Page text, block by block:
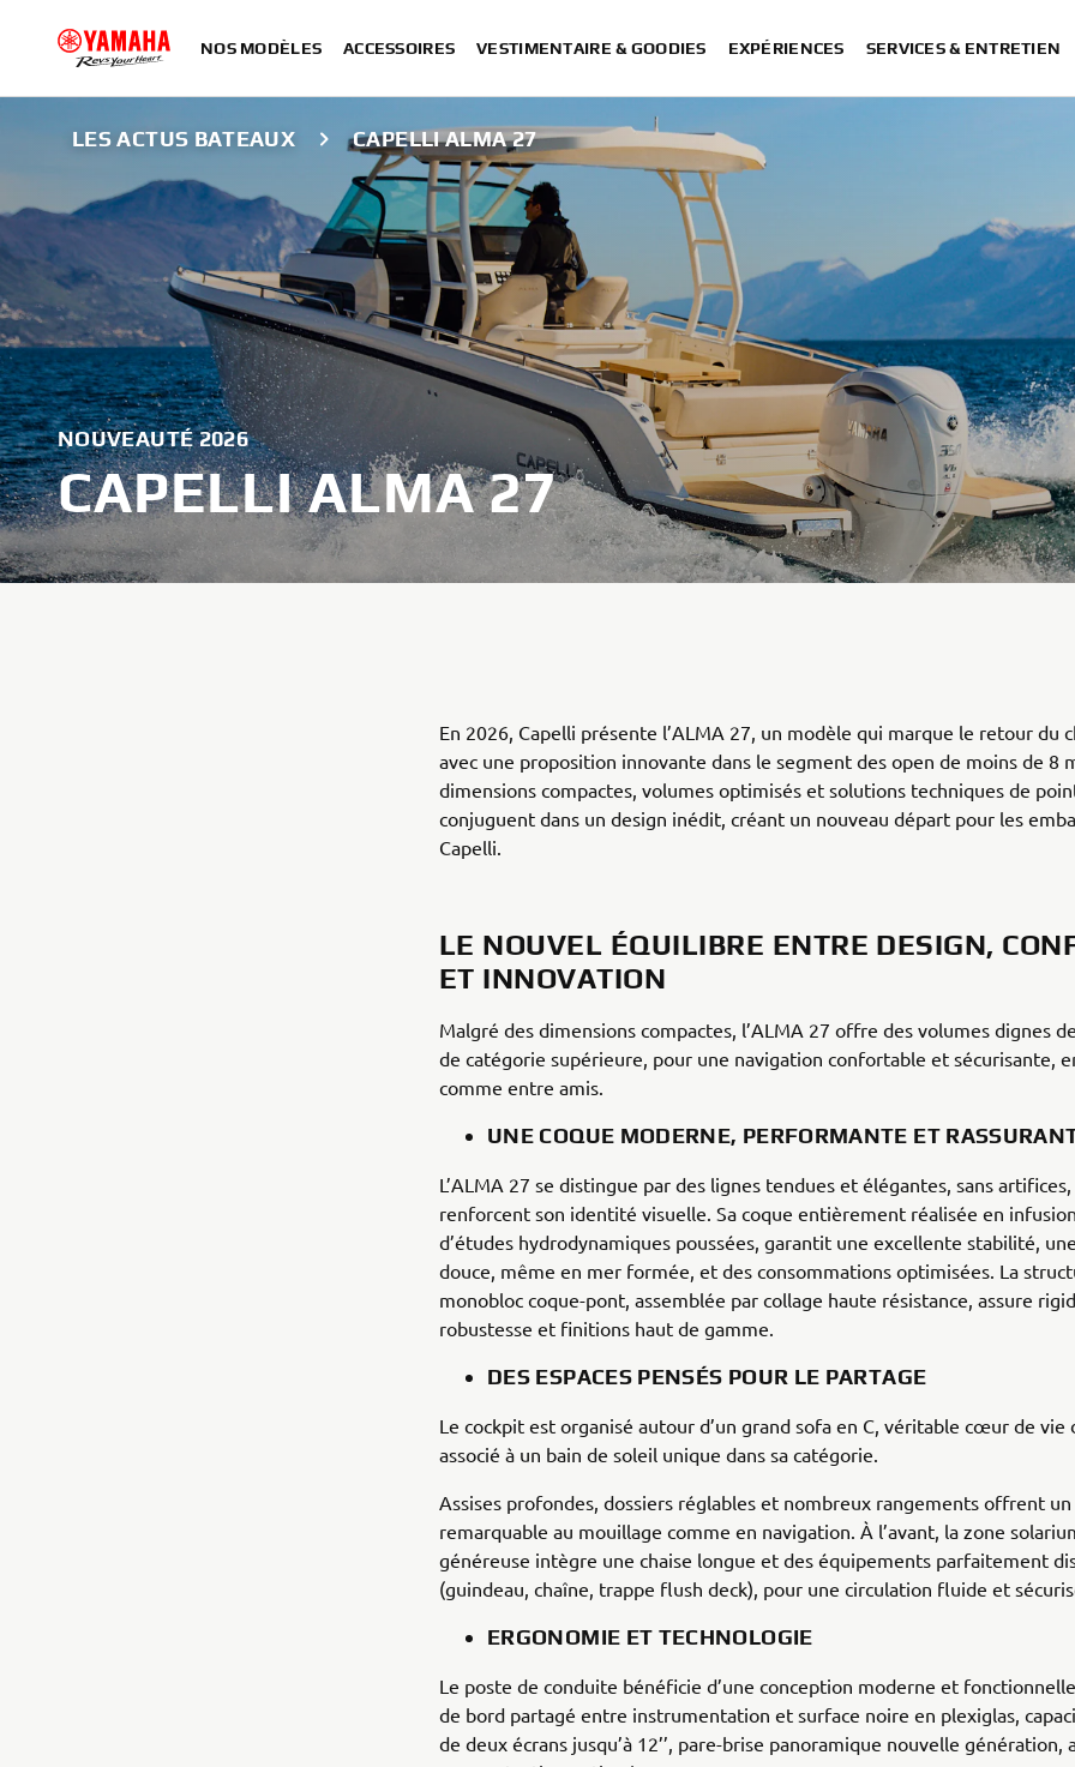
NOS MODÈLES ACCESSOIRES VESTIMENTAIRE & GOODIES EXPÉRIENCES SERVICES & ENTRETIEN
LES ACTUS BATEAUX CAPELLI ALMA 27
NOUVEAUTÉ 2026
CAPELLI ALMA 27
En 2026, Capelli présente l’ALMA 27, un modèle qui marque le retour du
avec une proposition innovante dans le segment des open de moins de 8
dimensions compactes, volumes optimisés et solutions techniques de
conjuguent dans un design inédit, créant un nouveau départ pour les
Capelli.
LE NOUVEL ÉQUILIBRE ENTRE DESIGN,
ET INNOVATION
Malgré des dimensions compactes, l’ALMA 27 offre des volumes dignes
de catégorie supérieure, pour une navigation confortable et sécurisante,
comme entre amis.
UNE COQUE MODERNE, PERFORMANTE ET
L’ALMA 27 se distingue par des lignes tendues et élégantes, sans
renforcent son identité visuelle. Sa coque entièrement réalisée en
d’études hydrodynamiques poussées, garantit une excellente stabilité,
douce, même en mer formée, et des consommations optimisées. La
monobloc coque-pont, assemblée par collage haute résistance, assure
robustesse et finitions haut de gamme.
DES ESPACES PENSÉS POUR LE PARTAGE
Le cockpit est organisé autour d’un grand sofa en C, véritable cœur de vie
associé à un bain de soleil unique dans sa catégorie.
Assises profondes, dossiers réglables et nombreux rangements offrent
remarquable au mouillage comme en navigation. À l’avant, la zone
généreuse intègre une chaise longue et des équipements parfaitement
(guindeau, chaîne, trappe flush deck), pour une circulation fluide et
ERGONOMIE ET TECHNOLOGIE
Le poste de conduite bénéficie d’une conception moderne et
de bord partagé entre instrumentation et surface noire en plexiglas,
de deux écrans jusqu’à 12’’, pare-brise panoramique nouvelle génération,